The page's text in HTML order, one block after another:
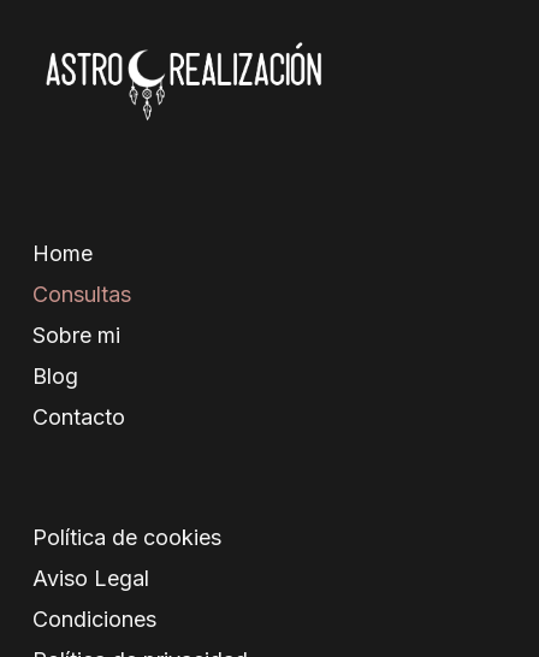
Home
Consultas
Sobre mi
Blog
Contacto
Política de cookies
Aviso Legal
Condiciones